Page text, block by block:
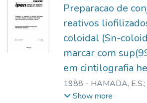
Preparacao de
reativos
coloidal (Sn-
marcar com
em cintilografia
1988 - HAMADA, E.S.;
BARBOZA, M.R.F.F.
Show more